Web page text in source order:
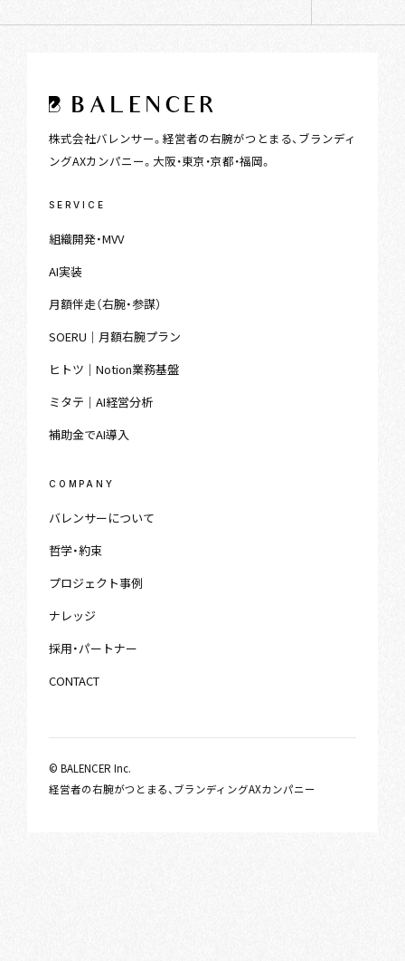
株式会社バレンサー。経営者の右腕がつとまる、ブランディ
ングAXカンパニー。大阪・東京・京都・福岡。
SERVICE
組織開発・MVV
AI実装
月額伴走（右腕・参謀）
SOERU｜月額右腕プラン
ヒトツ｜Notion業務基盤
ミタテ｜AI経営分析
補助金でAI導入
COMPANY
バレンサーについて
哲学・約束
プロジェクト事例
ナレッジ
採用・パートナー
CONTACT
© BALENCER Inc.
経営者の右腕がつとまる、ブランディングAXカンパニー